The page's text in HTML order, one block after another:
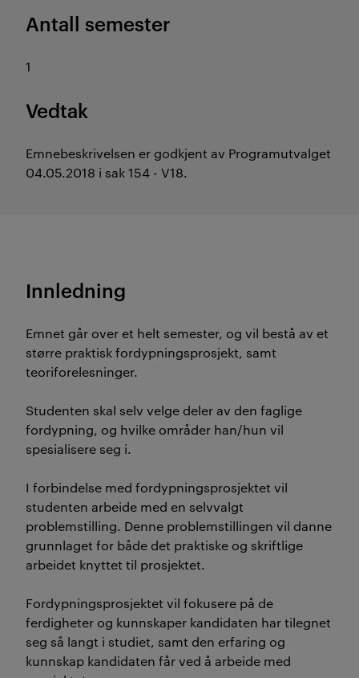
Antall semester
1
Vedtak
Emnebeskrivelsen er godkjent av Programutvalget
04.05.2018 i sak 154 - V18.
Innledning
Emnet går over et helt semester, og vil bestå av et
større praktisk fordypningsprosjekt, samt
teoriforelesninger.
Studenten skal selv velge deler av den faglige
fordypning, og hvilke områder han/hun vil
spesialisere seg i.
I forbindelse med fordypningsprosjektet vil
studenten arbeide med en selvvalgt
problemstilling. Denne problemstillingen vil danne
grunnlaget for både det praktiske og skriftlige
arbeidet knyttet til prosjektet.
Fordypningsprosjektet vil fokusere på de
ferdigheter og kunnskaper kandidaten har tilegnet
seg så langt i studiet, samt den erfaring og
kunnskap kandidaten får ved å arbeide med